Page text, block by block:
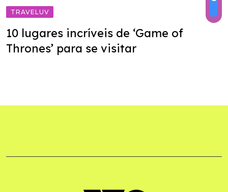
TRAVELUV
10 lugares incríveis de ‘Game of
Thrones’ para se visitar